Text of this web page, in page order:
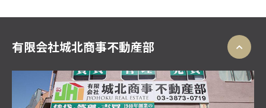
有限会社城北商事不動産部